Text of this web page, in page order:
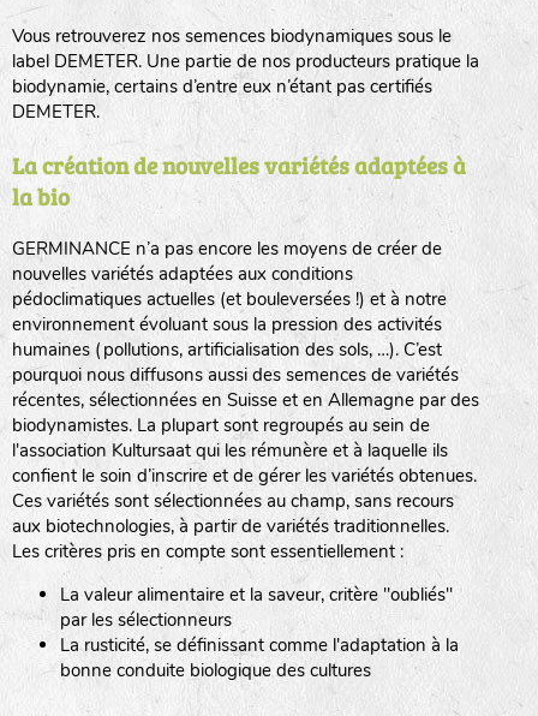
Vous retrouverez nos semences biodynamiques sous le
label DEMETER. Une partie de nos producteurs pratique la
biodynamie, certains d’entre eux n’étant pas certifiés
DEMETER.
La création de nouvelles variétés adaptées à
la bio
GERMINANCE n’a pas encore les moyens de créer de
nouvelles variétés adaptées aux conditions
pédoclimatiques actuelles (et bouleversées !) et à notre
environnement évoluant sous la pression des activités
humaines (pollutions, artificialisation des sols, …). C’est
pourquoi nous diffusons aussi des semences de variétés
récentes, sélectionnées en Suisse et en Allemagne par des
biodynamistes. La plupart sont regroupés au sein de
l'association Kultursaat qui les rémunère et à laquelle ils
confient le soin d’inscrire et de gérer les variétés obtenues.
Ces variétés sont sélectionnées au champ, sans recours
aux biotechnologies, à partir de variétés traditionnelles.
Les critères pris en compte sont essentiellement :
La valeur alimentaire et la saveur, critère "oubliés"
par les sélectionneurs
La rusticité, se définissant comme l'adaptation à la
bonne conduite biologique des cultures
BINGENHEIMER SAATGUT (BGH)
www.bingenheimersaatgut.de
DE BOLSTER (DBO)
www.bolster.nl
GRAINE DEL PAÏS (GDP)
www.grainesdelpais.com
JARDIN EN’VIE (JEV)
LA BOITE A GRAINES (LBAG)
: Engrais vert
L: Légumes
A: Aromatiques
BEL : Code de la variété
(Ici Belle de nuit)
20 : Année de récolte(ici 2020)
BPA : Initiales du producteur ou du fournisseur de la
semence.
1 : Numéro d’ordre du lot
A : Sans calibre.
G: Gros
M: Moyen calibre
P: Petit calibre
Légumes feuilles
Légumes racines
Plantes aromatiques